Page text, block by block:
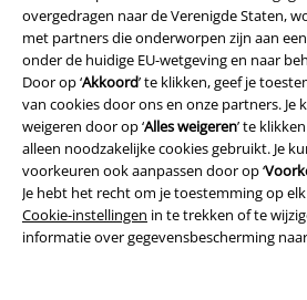
overgedragen naar de Verenigde Staten,
met partners die onderworpen zijn aan
onder de huidige EU-wetgeving en naar
Door op ‘Akkoord’ te klikken, geef je
van cookies door ons en onze partners.
weigeren door op ‘Alles weigeren’ te
alleen noodzakelijke cookies gebruikt. Je
voorkeuren ook aanpassen door op ‘
Je hebt het recht om je toestemming op
Cookie-instellingen in te trekken of te
informatie over gegevensbescherming naar
Bedrijfsgegevens
Privacyverklaring
Verklaring van conformiteit
Informatie over toegankelijkheid
Cookie-instellingen